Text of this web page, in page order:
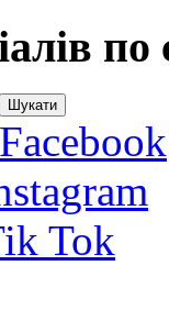
по
Tok